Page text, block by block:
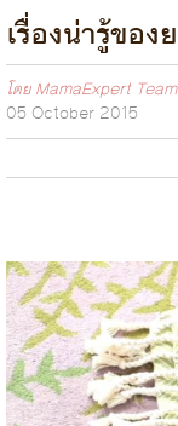
เรื่องน่ารู้ขอ
โดยMamaExpert Team
05 October 2015